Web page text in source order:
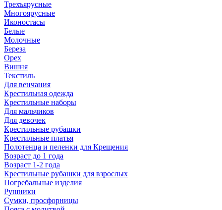
Трехъярусные
Многоярусные
Иконостасы
Белые
Молочные
Береза
Орех
Вишня
Текстиль
Для венчания
Крестильная одежда
Крестильные наборы
Для мальчиков
Для девочек
Крестильные рубашки
Крестильные платья
Полотенца и пеленки для Крещения
Возраст до 1 года
Возраст 1-2 года
Крестильные рубашки для взрослых
Погребальные изделия
Рушники
Сумки, просфорницы